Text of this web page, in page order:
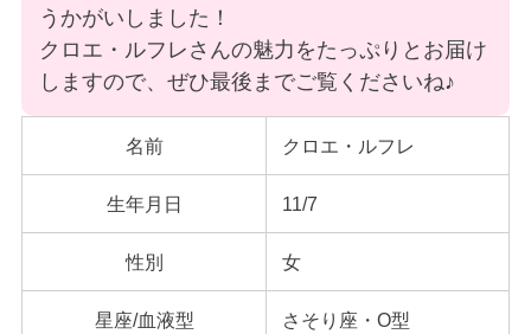
うかがいしました！
クロエ・ルフレさんの魅力をたっぷりとお届け
しますので、ぜひ最後までご覧くださいね♪
名前 クロエ・ルフレ
生年月日 11/7
性別 女
星座/血液型 さそり座・O型